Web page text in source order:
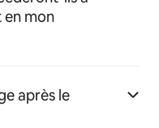
mon
après le